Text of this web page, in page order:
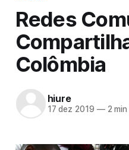
Redes
Colômbia
hiure
17 dez 2019 —2 min